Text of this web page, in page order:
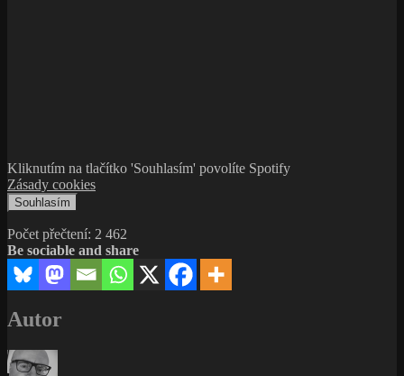
Kliknutím na tlačítko 'Souhlasím' povolíte Spotify
Zásady cookies
Souhlasím
Počet přečtení: 2 462
Be sociable and share
Autor